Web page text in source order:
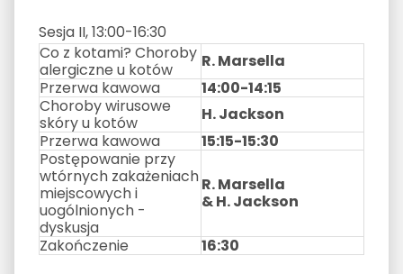
Sesja II, 13:00-16:30
Co z kotami? Choroby
alergiczne u kotów
R. Marsella
Przerwa kawowa
14:00-14:15
Choroby wirusowe
skóry u kotów
H. Jackson
Przerwa kawowa
15:15-15:30
Postępowanie przy
wtórnych zakażeniach
miejscowych i
uogólnionych -
dyskusja
R. Marsella
& H. Jackson
Zakończenie 16:30